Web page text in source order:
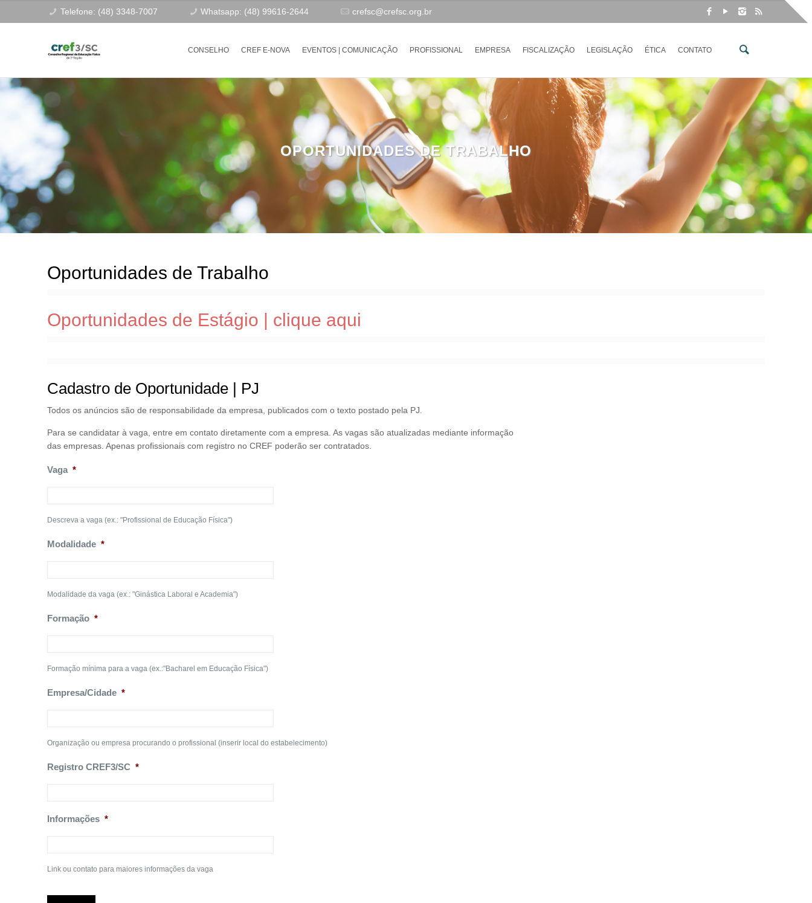
Telefone: (48) 3348-7007 Whatsapp: (48) 99616-2644 crefsc@crefsc.org.br
CONSELHO CREF E-NOVA EVENTOS | COMUNICAÇÃO PROFISSIONAL EMPRESA FISCALIZAÇÃO LEGISLAÇÃO ÉTICA CONTATO
OPORTUNIDADES DE TRABALHO
Oportunidades de Trabalho
Oportunidades de Estágio | clique aqui
Cadastro de Oportunidade | PJ
Todos os anúncios são de responsabilidade da empresa, publicados com o texto postado pela PJ.
Para se candidatar à vaga, entre em contato diretamente com a empresa. As vagas são atualizadas mediante informação
das empresas. Apenas profissionais com registro no CREF poderão ser contratados.
Vaga *
Descreva a vaga (ex.: "Profissional de Educação Física")
Modalidade *
Modalidade da vaga (ex.: "Ginástica Laboral e Academia")
Formação *
Formação mínima para a vaga (ex.:"Bacharel em Educação Física")
Empresa/Cidade *
Organização ou empresa procurando o profissional (inserir local do estabelecimento)
Registro CREF3/SC *
Informações *
Link ou contato para maiores informações da vaga